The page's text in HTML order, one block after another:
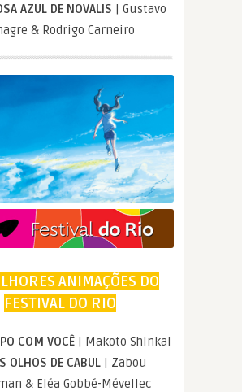
AZUL DE NOVALIS | Gustavo
& Rodrigo Carneiro
ANIMAÇÕES DO
FESTIVAL DO RIO
COM VOCÊ | Makoto Shinkai
OLHOS DE CABUL | Zabou
& Eléa Gobbé-Mévellec